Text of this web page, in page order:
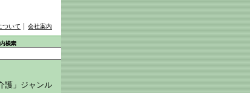
ついて 会社案内
護」ジャンル